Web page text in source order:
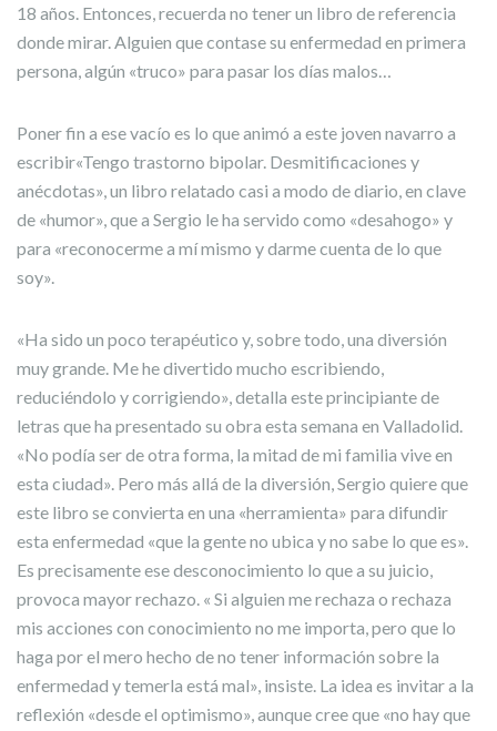
18 años. Entonces, recuerda no tener un libro de referencia
donde mirar. Alguien que contase su enfermedad en primera
persona, algún «truco» para pasar los días malos…
Poner fin a ese vacío es lo que animó a este joven navarro a
escribir«Tengo trastorno bipolar. Desmitificaciones y
anécdotas», un libro relatado casi a modo de diario, en clave
de «humor», que a Sergio le ha servido como «desahogo» y
para «reconocerme a mí mismo y darme cuenta de lo que
soy».
«Ha sido un poco terapéutico y, sobre todo, una diversión
muy grande. Me he divertido mucho escribiendo,
reduciéndolo y corrigiendo», detalla este principiante de
letras que ha presentado su obra esta semana en Valladolid.
«No podía ser de otra forma, la mitad de mi familia vive en
esta ciudad». Pero más allá de la diversión, Sergio quiere que
este libro se convierta en una «herramienta» para difundir
esta enfermedad «que la gente no ubica y no sabe lo que es».
Es precisamente ese desconocimiento lo que a su juicio,
provoca mayor rechazo. « Si alguien me rechaza o rechaza
mis acciones con conocimiento no me importa, pero que lo
haga por el mero hecho de no tener información sobre la
enfermedad y temerla está mal», insiste. La idea es invitar a la
reflexión «desde el optimismo», aunque cree que «no hay que